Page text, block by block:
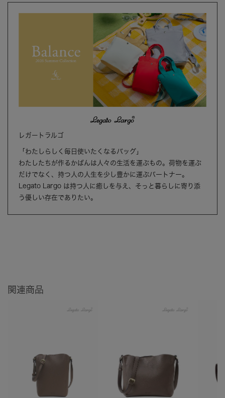
レガートラルゴ
「わたしらしく毎日使いたくなるバッグ」
わたしたちが作るかばんは人々の生活を運ぶもの。荷物を運ぶ
だけでなく、持つ人の人生を少し豊かに運ぶパートナー。
Legato Largo は持つ人に癒しを与え、そっと暮らしに寄り添
う優しい存在でありたい。
関連商品